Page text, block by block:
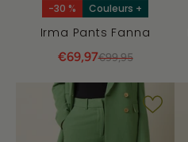
-30 % Couleurs +
Irma Pants Fanna
€69,97€99,95